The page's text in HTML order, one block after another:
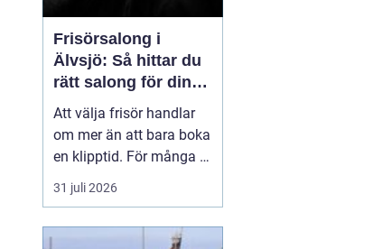
Frisörsalong i
Älvsjö: Så hittar du
rätt salong för din
stil och vardag
Att välja frisör handlar
om mer än att bara boka
en klipptid. För många är
frisörbesöket en paus i
vardagen, en chans att
känna sig mer som sig
31 juli 2026